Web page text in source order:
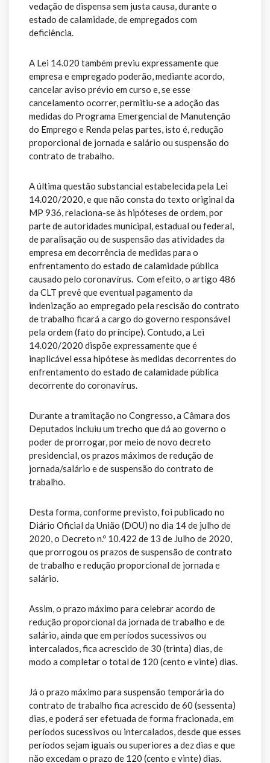
vedação de dispensa sem justa causa, durante o
estado de calamidade, de empregados com
deficiência.
A Lei 14.020 também previu expressamente que
empresa e empregado poderão, mediante acordo,
cancelar aviso prévio em curso e, se esse
cancelamento ocorrer, permitiu-se a adoção das
medidas do Programa Emergencial de Manutenção
do Emprego e Renda pelas partes, isto é, redução
proporcional de jornada e salário ou suspensão do
contrato de trabalho.
A última questão substancial estabelecida pela Lei
14.020/2020, e que não consta do texto original da
MP 936, relaciona-se às hipóteses de ordem, por
parte de autoridades municipal, estadual ou federal,
de paralisação ou de suspensão das atividades da
empresa em decorrência de medidas para o
enfrentamento do estado de calamidade pública
causado pelo coronavírus. Com efeito, o artigo 486
da CLT prevê que eventual pagamento da
indenização ao empregado pela rescisão do contrato
de trabalho ficará a cargo do governo responsável
pela ordem (fato do príncipe). Contudo, a Lei
14.020/2020 dispõe expressamente que é
inaplicável essa hipótese às medidas decorrentes do
enfrentamento do estado de calamidade pública
decorrente do coronavírus.
Durante a tramitação no Congresso, a Câmara dos
Deputados incluiu um trecho que dá ao governo o
poder de prorrogar, por meio de novo decreto
presidencial, os prazos máximos de redução de
jornada/salário e de suspensão do contrato de
trabalho.
Desta forma, conforme previsto, foi publicado no
Diário Oficial da União (DOU) no dia 14 de julho de
2020, o Decreto n.º 10.422 de 13 de Julho de 2020,
que prorrogou os prazos de suspensão de contrato
de trabalho e redução proporcional de jornada e
salário.
Assim, o prazo máximo para celebrar acordo de
redução proporcional da jornada de trabalho e de
salário, ainda que em períodos sucessivos ou
intercalados, fica acrescido de 30 (trinta) dias, de
modo a completar o total de 120 (cento e vinte) dias.
Já o prazo máximo para suspensão temporária do
contrato de trabalho fica acrescido de 60 (sessenta)
dias, e poderá ser efetuada de forma fracionada, em
períodos sucessivos ou intercalados, desde que esses
períodos sejam iguais ou superiores a dez dias e que
não excedam o prazo de 120 (cento e vinte) dias.